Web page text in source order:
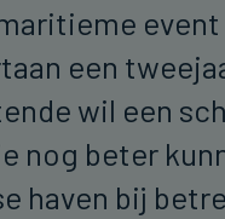
een
wil een
nog beter
haven bij